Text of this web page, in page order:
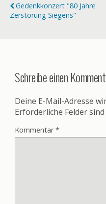
Gedenkkonzert "80 Jahre
Zerstörung Siegens"
Schreibe einen
Deine E-Mail-Adresse
Erforderliche Felder
Kommentar*